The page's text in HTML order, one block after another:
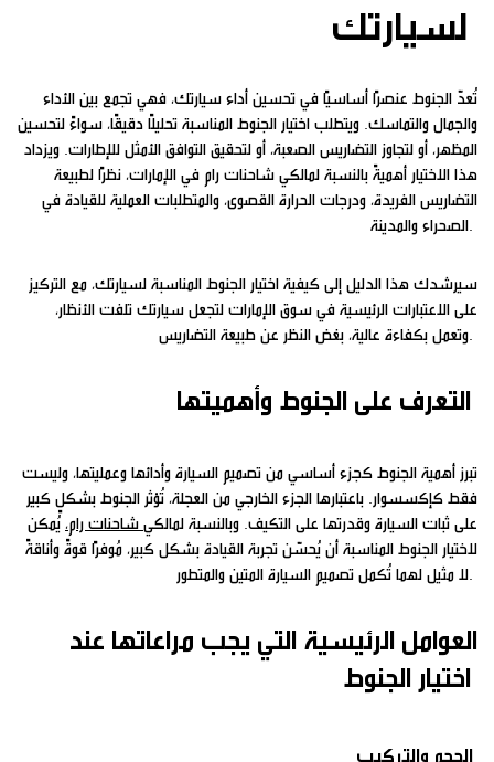
تُعدّ الجنوط عنصرًا أساسيًا في تحسين أداء سيارتك، فهي تجمع بين الأداء
والجمال والتماسك. ويتطلب اختيار الجنوط المناسبة تحليلًا دقيقًا، سواءً لتحسين
المظهر، أو لتجاوز التضاريس الصعبة، أو لتحقيق التوافق الأمثل للإطارات. ويزداد
هذا الاختيار أهميةً بالنسبة لمالكي شاحنات رام في الإمارات، نظرًا لطبيعة
التضاريس الفريدة، ودرجات الحرارة القصوى، والمتطلبات العملية للقيادة في
الصحراء والمدينة.
سيرشدك هذا الدليل إلى كيفية اختيار الجنوط المناسبة لسيارتك، مع التركيز
على الاعتبارات الرئيسية في سوق الإمارات لتجعل سيارتك تلفت الأنظار،
وتعمل بكفاءة عالية، بغض النظر عن طبيعة التضاريس.
تبرز أهمية الجنوط كجزء أساسي من تصميم السيارة وأدائها وعمليتها، وليست
فقط كإكسسوار. باعتبارها الجزء الخارجي من العجلة، تُؤثر الجنوط بشكلٍ كبير
على ثبات السيارة وقدرتها على التكيف. وبالنسبة لمالكيشاحنات رام،يُمكن
لاختيار الجنوط المناسبة أن يُحسّن تجربة القيادة بشكل كبير، مُوفرًا قوةً وأناقةً
لا مثيل لهما تُكمل تصميم السيارة المتين والمتطور.
العوامل الرئيسية التي يجب مراعاتها عند